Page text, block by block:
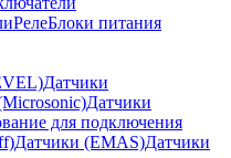
РелеБлоки питания
Датчики
Датчики
для подключения
Датчики (EMAS)Датчики